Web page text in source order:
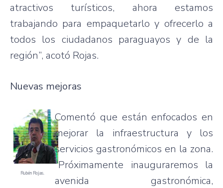
atractivos turísticos, ahora estamos
trabajando para empaquetarlo y ofrecerlo a
todos los ciudadanos paraguayos y de la
región”, acotó Rojas.
Nuevas mejoras
Rubén Rojas.
Comentó que están enfocados en
mejorar la infraestructura y los
servicios gastronómicos en la zona.
“Próximamente inauguraremos la
avenida gastronómica,